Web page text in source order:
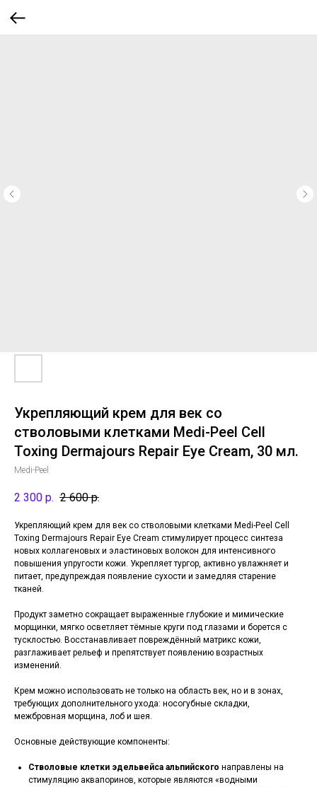
Укрепляющий крем для век со
стволовыми клетками Medi-Peel Cell
Toxing Dermajours Repair Eye Cream, 30 мл.
Medi-Peel
2 300 р. 2 600 р.
Укрепляющий крем для век со стволовыми клетками Medi-Peel Cell
Toxing Dermajours Repair Eye Cream стимулирует процесс синтеза
новых коллагеновых и эластиновых волокон для интенсивного
повышения упругости кожи. Укрепляет тургор, активно увлажняет и
питает, предупреждая появление сухости и замедляя старение
тканей.
Продукт заметно сокращает выраженные глубокие и мимические
морщинки, мягко осветляет тёмные круги под глазами и борется с
тусклостью. Восстанавливает повреждённый матрикс кожи,
разглаживает рельеф и препятствует появлению возрастных
изменений.
Крем можно использовать не только на область век, но и в зонах,
требующих дополнительного ухода: носогубные складки,
межбровная морщина, лоб и шея.
Основные действующие компоненты:
Стволовые клетки эдельвейса альпийского направлены на
стимуляцию аквапоринов, которые являются «водными